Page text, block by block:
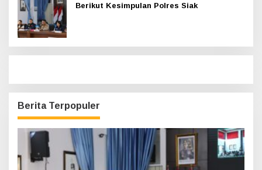
Berikut Kesimpulan Polres Siak
Berita Terpopuler